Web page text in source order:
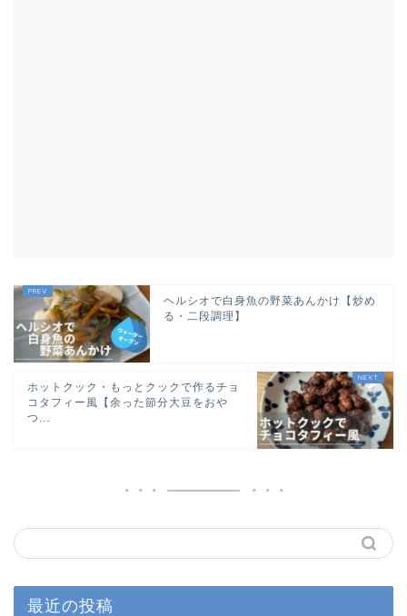
ヘルシオで白身魚の野菜あんかけ【炒め
る・二段調理】
ホットクック・もっとクックで作るチョ
コタフィー風【余った節分大豆をおや
つ...
最近の投稿